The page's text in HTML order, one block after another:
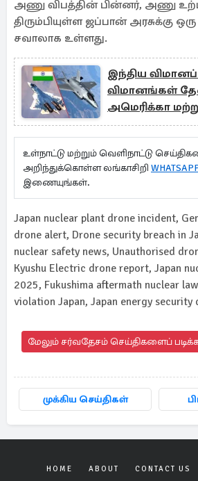
அணு விபத்தின் பின்னர், அணு
திரும்பியுள்ள ஜப்பான் அரசுக்கு ஒரு
சவாலாக உள்ளது.
இந்திய
விமானங்கள்
அமெரிக்கா
பேச்சுவார்த்தை
உள்நாட்டு மற்றும் வெளிநாட்டு
அறிந்துக்கொள்ள லங்காசிறி
இணையுங்கள்.
Japan nuclear plant drone incident,
drone alert, Drone security breach in
nuclear safety news, Unauthorised
Kyushu Electric drone report, Japan
2025, Fukushima aftermath nuclear
violation Japan, Japan energy security
மேலும் சர்வதேசம் செய்திகளைப்
முக்கிய செய்திகள்
HOME ABOUT CONTACT US